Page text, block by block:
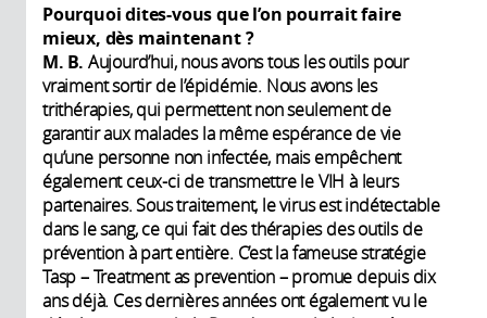
Pourquoi dites-vous que l’on pourrait faire
mieux, dès maintenant ?
M. B. Aujourd’hui, nous avons tous les outils pour
vraiment sortir de l’épidémie. Nous avons les
trithérapies, qui permettent non seulement de
garantir aux malades la même espérance de vie
qu’une personne non infectée, mais empêchent
également ceux-ci de transmettre le VIH à leurs
partenaires. Sous traitement, le virus est indétectable
dans le sang, ce qui fait des thérapies des outils de
prévention à part entière. C’est la fameuse stratégie
Tasp – Treatment as prevention – promue depuis dix
ans déjà. Ces dernières années ont également vu le